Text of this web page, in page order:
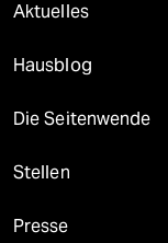
Aktuelles
Hausblog
Die Seitenwende
Stellen
Presse